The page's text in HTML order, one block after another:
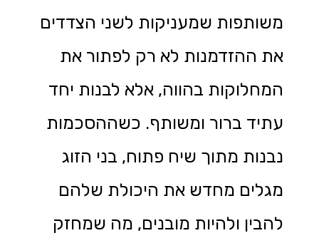
משותפות שמעניקות לשני הצדדים
את ההזדמנות לא רק לפתור את
המחלוקות בהווה, אלא לבנות יחד
עתיד ברור ומשותף. כשההסכמות
נבנות מתוך שיח פתוח, בני הזוג
מגלים מחדש את היכולת שלהם
להבין ולהיות מובנים, מה שמחזק